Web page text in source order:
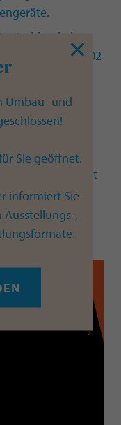
den
von 1980 bis 2002
und
di Venezia. Er
für Design
begleitet
Clivio und
Umbau- und
Sie geöffnet.
informiert Sie
,